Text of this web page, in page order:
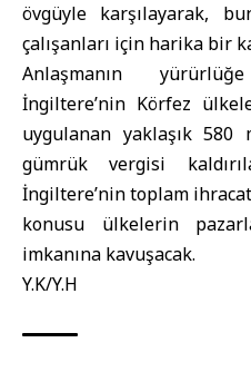
övgüyle karşılayarak,
çalışanları için harika bir
Anlaşmanın
İngiltere’nin Körfez
uygulanan yaklaşık
gümrük vergisi
İngiltere’nin toplam
konusu ülkelerin
imkanına kavuşacak.
Y.K/Y.H